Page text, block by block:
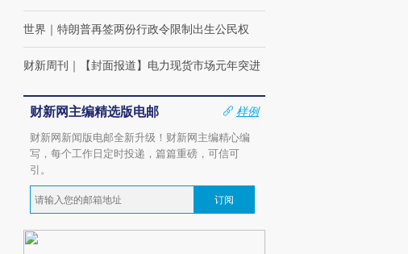
世界 ｜ 特朗普再签两份行政令限制出生公民权
财新周刊 ｜ 【封面报道】电力现货市场元年突进
财新网主编精选版电邮
样例
财新网新闻版电邮全新升级！财新网主编精心编
写，每个工作日定时投递，篇篇重磅，可信可
引。
订阅